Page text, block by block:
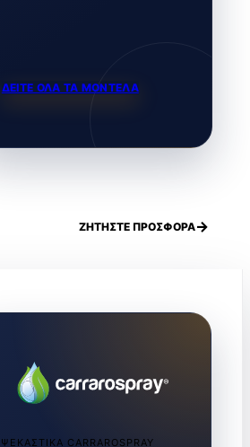
ΔΕΙΤΕ ΟΛΑ ΤΑ ΜΟΝΤΕΛΑ
ΖΗΤΗΣΤΕ ΠΡΟΣΦΟΡΑ
ΨΕΚΑΣΤΙΚΑ CARRAROSPRAY